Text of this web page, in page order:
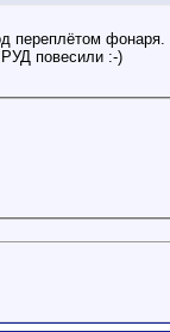
переплётом фонаря.
повесили :-)